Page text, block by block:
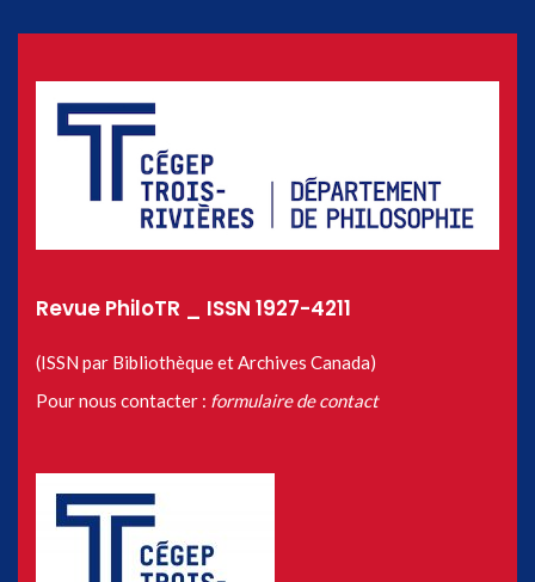
Revue PhiloTR _ ISSN 1927-4211
(ISSN par Bibliothèque et Archives Canada)
Pour nous contacter : formulaire de contact